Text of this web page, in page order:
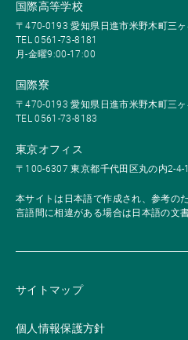
国際高等学校
〒470-0193 愛知県日進市米野木町三
TEL 0561-73-8181
月-金曜9:00-17:00
国際寮
〒470-0193 愛知県日進市米野木町三
TEL 0561-73-8183
東京オフィス
〒100-6307 東京都千代田区丸の内2-4-
本サイトは日本語で作成され、参考の
言語間に相違がある場合は日本語の文
サイトマップ
個人情報保護方針